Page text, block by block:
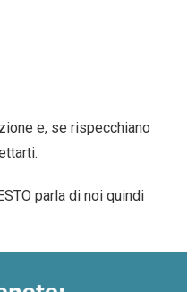
e, se rispecchiano
parla di noi quindi